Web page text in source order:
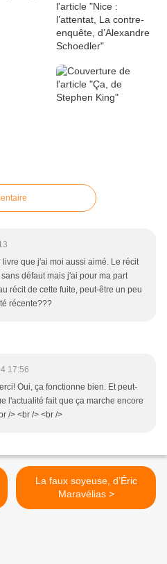
livre que j'ai moi aussi aimé. Le récit
défaut mais j'ai pour ma part
récit de cette fuite, peut-être un peu
récente???
17:56
Oui, ça fonctionne bien. Et peut-
l'actualité fait que ça marche encore
/> <br /> <br />
La faux soyeuse, d’Éric
Maravélias >